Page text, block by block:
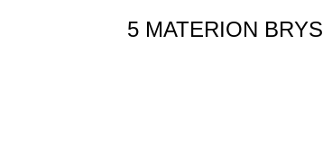
5 MATERION BRYS